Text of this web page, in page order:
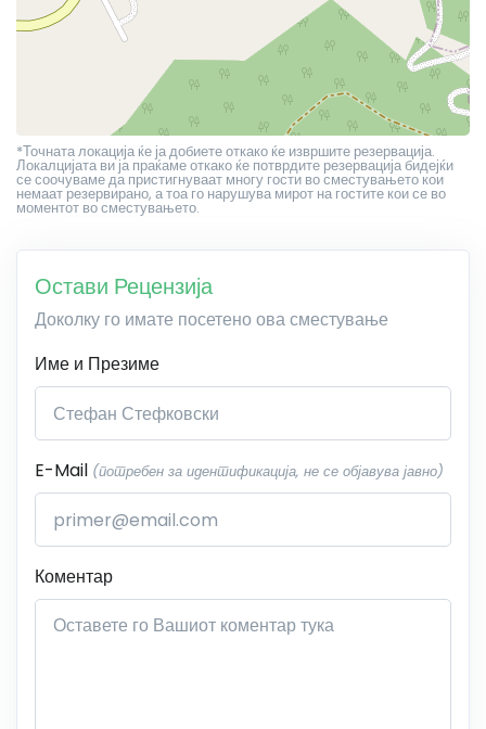
*Точната локација ќе ја добиете откако ќе извршите резервација.
Локалцијата ви ја праќаме откако ќе потврдите резервација бидејќи
се соочуваме да пристигнуваат многу гости во сместувањето кои
немаат резервирано, а тоа го нарушува мирот на гостите кои се во
моментот во сместувањето.
Остави Рецензија
Доколку го имате посетено ова сместување
Име и Презиме
E-Mail (потребен за идентификација, не се објавува јавно)
Коментар